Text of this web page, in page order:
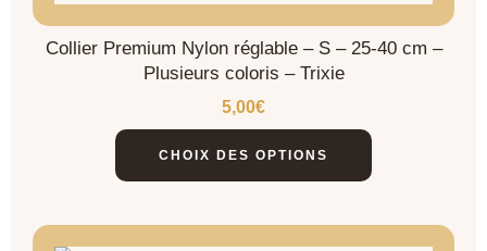
Collier Premium Nylon réglable – S – 25-40 cm –
Plusieurs coloris – Trixie
5,00€
CHOIX DES OPTIONS